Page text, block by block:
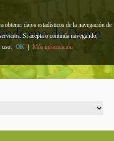
datos estadísticos de la navegación de
Si acepta o continúa navegando,
uso. OK Más información